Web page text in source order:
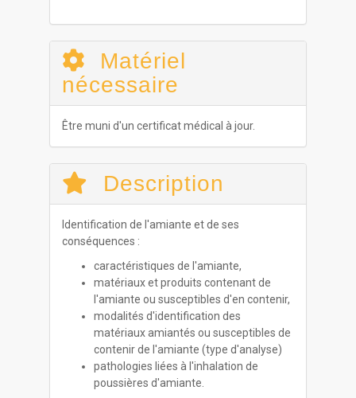
Matériel
nécessaire
Être muni d'un certificat médical à jour.
Description
Identification de l'amiante et de ses
conséquences :
caractéristiques de l'amiante,
matériaux et produits contenant de
l'amiante ou susceptibles d'en contenir,
modalités d'identification des
matériaux amiantés ou susceptibles de
contenir de l'amiante (type d'analyse)
pathologies liées à l'inhalation de
poussières d'amiante.